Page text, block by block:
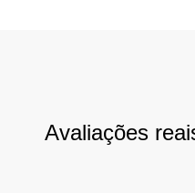
Avaliações